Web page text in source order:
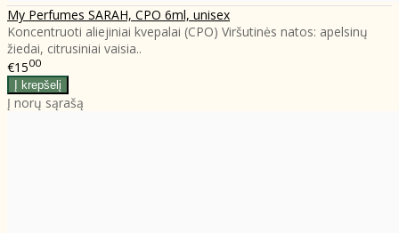
My Perfumes SARAH, CPO 6ml, unisex
Koncentruoti aliejiniai kvepalai (CPO) Viršutinės natos: apelsinų
žiedai, citrusiniai vaisia..
€1500
Į norų sąrašą